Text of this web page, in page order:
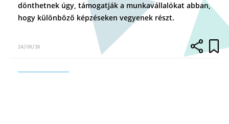
dönthetnek úgy, támogatják a munkavállalókat abban,
hogy különböző képzéseken vegyenek részt.
24/08/26